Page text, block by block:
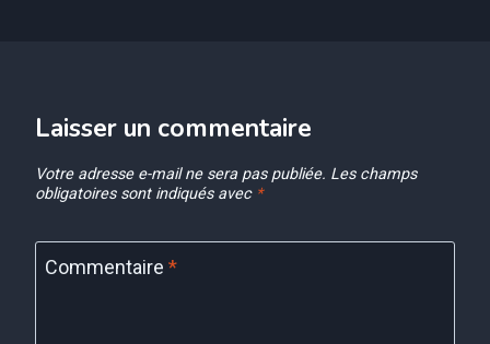
Laisser un commentaire
Votre adresse e-mail ne sera pas publiée. Les champs
obligatoires sont indiqués avec *
Commentaire *